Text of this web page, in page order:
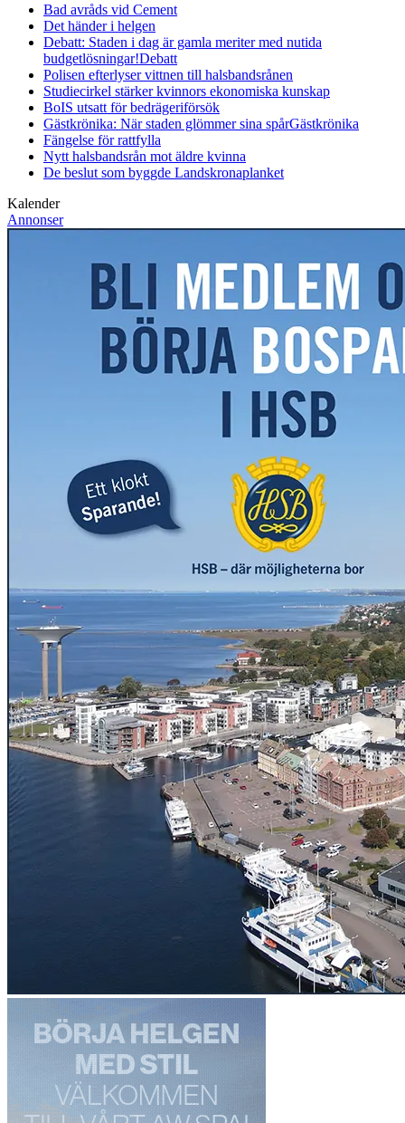
Bad avråds vid Cement
Det händer i helgen
Debatt: Staden i dag är gamla meriter med nutida
budgetlösningar!Debatt
Polisen efterlyser vittnen till halsbandsrånen
Studiecirkel stärker kvinnors ekonomiska kunskap
BoIS utsatt för bedrägeriförsök
Gästkrönika: När staden glömmer sina spårGästkrönika
Fängelse för rattfylla
Nytt halsbandsrån mot äldre kvinna
De beslut som byggde Landskronaplanket
Kalender
Annonser